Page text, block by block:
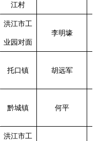
江村
洪江市工
业园对面
李明壕
托口镇 胡远军
黔城镇 何平
洪江市工